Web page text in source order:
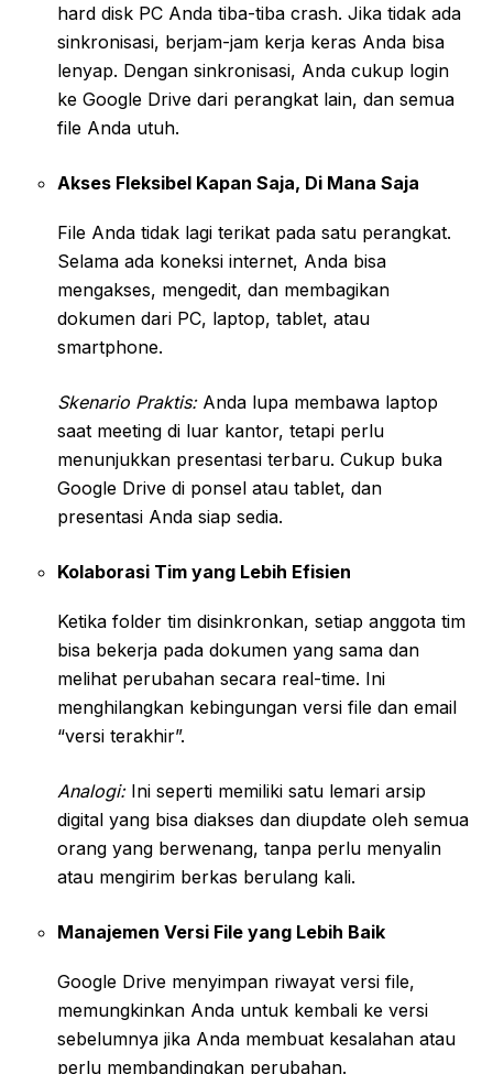
hard disk PC Anda tiba-tiba crash. Jika tidak ada
sinkronisasi, berjam-jam kerja keras Anda bisa
lenyap. Dengan sinkronisasi, Anda cukup login
ke Google Drive dari perangkat lain, dan semua
file Anda utuh.
Akses Fleksibel Kapan Saja, Di Mana Saja
File Anda tidak lagi terikat pada satu perangkat.
Selama ada koneksi internet, Anda bisa
mengakses, mengedit, dan membagikan
dokumen dari PC, laptop, tablet, atau
smartphone.
Skenario Praktis:Anda lupa membawa laptop
saat meeting di luar kantor, tetapi perlu
menunjukkan presentasi terbaru. Cukup buka
Google Drive di ponsel atau tablet, dan
presentasi Anda siap sedia.
Kolaborasi Tim yang Lebih Efisien
Ketika folder tim disinkronkan, setiap anggota tim
bisa bekerja pada dokumen yang sama dan
melihat perubahan secara real-time. Ini
menghilangkan kebingungan versi file dan email
“versi terakhir”.
Analogi:Ini seperti memiliki satu lemari arsip
digital yang bisa diakses dan diupdate oleh semua
orang yang berwenang, tanpa perlu menyalin
atau mengirim berkas berulang kali.
Manajemen Versi File yang Lebih Baik
Google Drive menyimpan riwayat versi file,
memungkinkan Anda untuk kembali ke versi
sebelumnya jika Anda membuat kesalahan atau
perlu membandingkan perubahan.